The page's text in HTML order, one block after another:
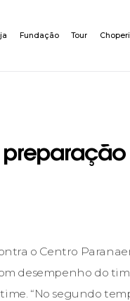
Fundação Tour
o Centro
desempenho do
“No segundo